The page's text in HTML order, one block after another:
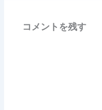
コメントを残す